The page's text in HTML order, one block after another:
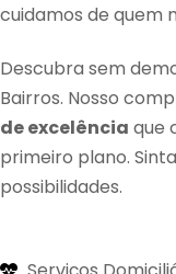
cuidamos de quem
Descubra sem
Bairros. Nosso
de excelência que
primeiro plano.
possibilidades.